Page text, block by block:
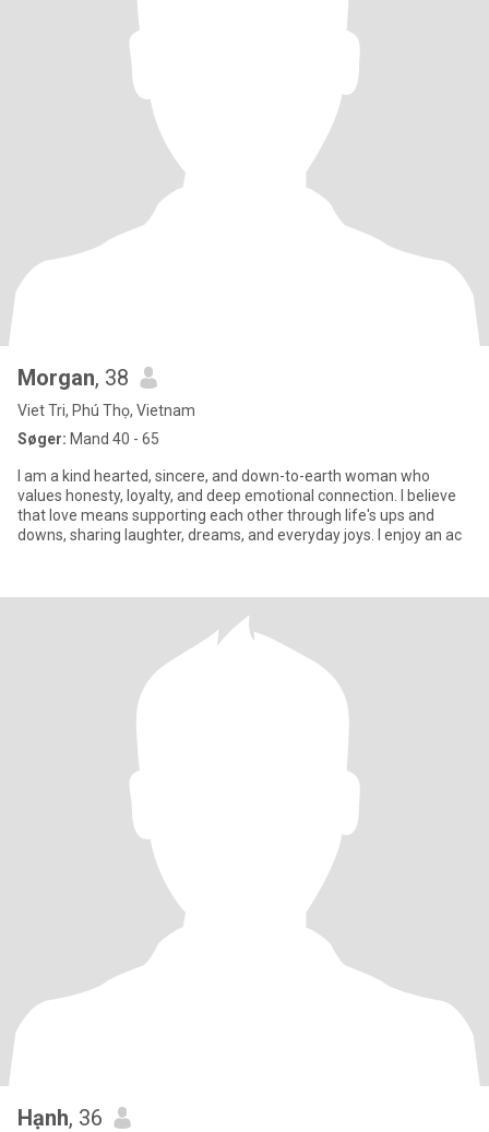
Morgan, 38
Viet Tri, Phú Thọ, Vietnam
Søger: Mand 40 - 65
I am a kind hearted, sincere, and down-to-earth woman who
values honesty, loyalty, and deep emotional connection. I believe
that love means supporting each other through life's ups and
downs, sharing laughter, dreams, and everyday joys. I enjoy an ac
Hạnh, 36